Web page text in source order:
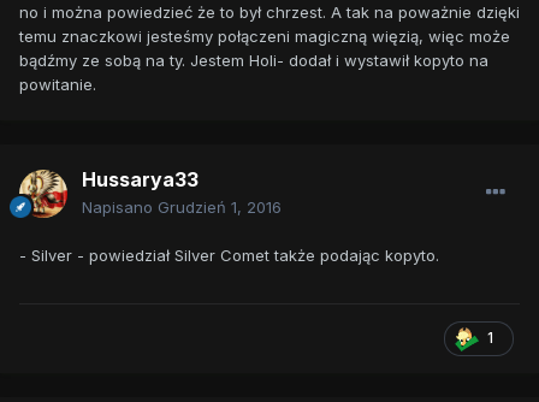
no i można powiedzieć że to był chrzest. A tak na poważnie dzięki
temu znaczkowi jesteśmy połączeni magiczną więzią, więc może
bądźmy ze sobą na ty. Jestem Holi- dodał i wystawił kopyto na
powitanie.
Hussarya33
Napisano Grudzień 1, 2016
- Silver - powiedział Silver Comet także podając kopyto.
1